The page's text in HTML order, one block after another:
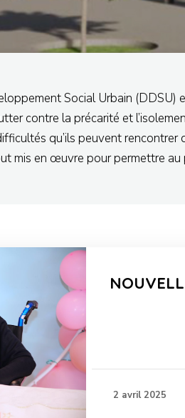
Social Urbain
contre la précarité et
qu’ils peuvent
mis en œuvre pour permettre
2 avril 2025